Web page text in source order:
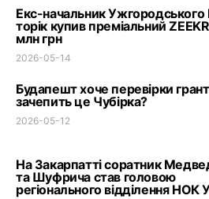
Екс-начальник
торік купив преміальний
млн грн
2026-05-14
Будапешт хоче перевірки
зачепить це Чубірка?
2026-05-12
На Закарпатті соратник
та Шуфрича став головою
регіонального відділення НОК